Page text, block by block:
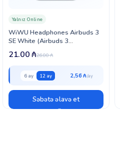
WiWU Headphones Airbuds 3
SE White (Airbuds 3
SE)-0009914128
Yalnız Online
26.00₼
21.00₼
6 ay 12 ay 2,56 ₼
Səbətə əlavə et